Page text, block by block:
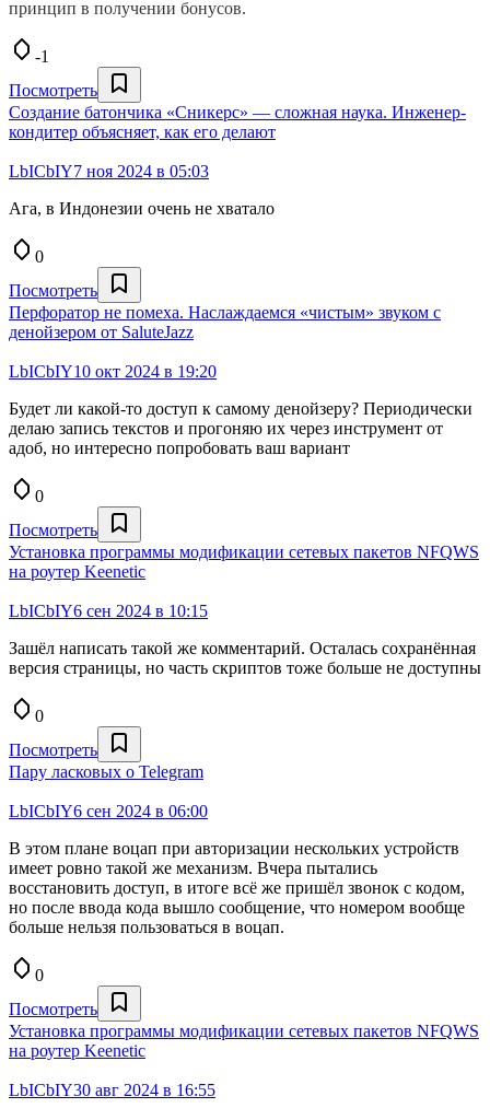
принцип в получении бонусов.
-1
Посмотреть
Создание батончика «Сникерс» — сложная наука. Инженер-
кондитер объясняет, как его делают
LbICbIY7 ноя 2024 в 05:03
Ага, в Индонезии очень не хватало
0
Посмотреть
Перфоратор не помеха. Наслаждаемся «чистым» звуком с
денойзером от SaluteJazz
LbICbIY10 окт 2024 в 19:20
Будет ли какой-то доступ к самому денойзеру? Периодически
делаю запись текстов и прогоняю их через инструмент от
адоб, но интересно попробовать ваш вариант
0
Посмотреть
Установка программы модификации сетевых пакетов NFQWS
на роутер Keenetiс
LbICbIY6 сен 2024 в 10:15
Зашёл написать такой же комментарий. Осталась сохранённая
версия страницы, но часть скриптов тоже больше не доступны
0
Посмотреть
Пару ласковых о Telegram
LbICbIY6 сен 2024 в 06:00
В этом плане воцап при авторизации нескольких устройств
имеет ровно такой же механизм. Вчера пытались
восстановить доступ, в итоге всё же пришёл звонок с кодом,
но после ввода кода вышло сообщение, что номером вообще
больше нельзя пользоваться в воцап.
0
Посмотреть
Установка программы модификации сетевых пакетов NFQWS
на роутер Keenetiс
LbICbIY30 авг 2024 в 16:55